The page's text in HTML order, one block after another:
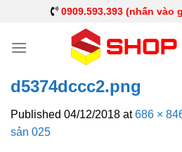
0909.593.393 (nhấn vào
d5374dccc2.png
Published 04/12/2018 at686 ×
sản 025